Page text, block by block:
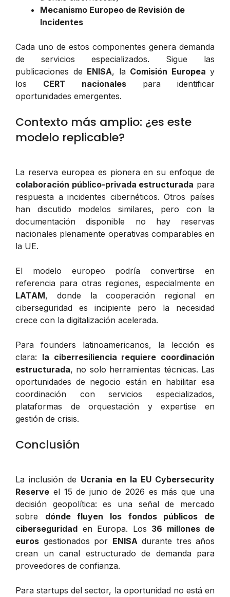
Mecanismo Europeo de Revisión de
Incidentes
Cada uno de estos componentes genera demanda
de servicios especializados. Sigue las
publicaciones de ENISA, la Comisión Europea y
los CERT nacionales para identificar
oportunidades emergentes.
Contexto más amplio: ¿es este
modelo replicable?
La reserva europea es pionera en su enfoque de
colaboración público-privada estructurada para
respuesta a incidentes cibernéticos. Otros países
han discutido modelos similares, pero con la
documentación disponible no hay reservas
nacionales plenamente operativas comparables en
la UE.
El modelo europeo podría convertirse en
referencia para otras regiones, especialmente en
LATAM, donde la cooperación regional en
ciberseguridad es incipiente pero la necesidad
crece con la digitalización acelerada.
Para founders latinoamericanos, la lección es
clara: la ciberresiliencia requiere coordinación
estructurada, no solo herramientas técnicas. Las
oportunidades de negocio están en habilitar esa
coordinación con servicios especializados,
plataformas de orquestación y expertise en
gestión de crisis.
Conclusión
La inclusión de Ucrania en la EU Cybersecurity
Reserve el 15 de junio de 2026 es más que una
decisión geopolítica: es una señal de mercado
sobre dónde fluyen los fondos públicos de
ciberseguridad en Europa. Los 36 millones de
euros gestionados por ENISAdurante tres años
crean un canal estructurado de demanda para
proveedores de confianza.
Para startups del sector, la oportunidad no está en